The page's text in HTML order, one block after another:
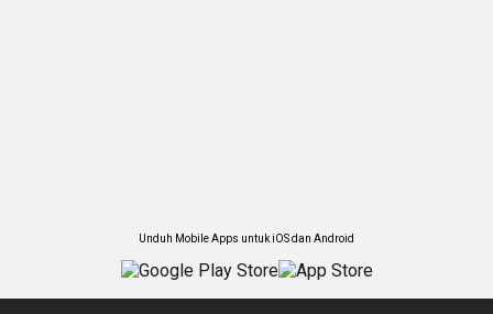
Unduh Mobile Apps untuk iOS dan Android